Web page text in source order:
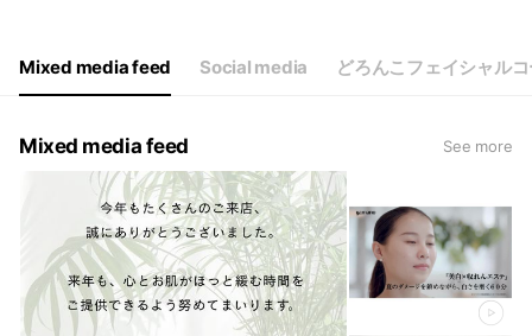
Sat
10:00 - 19:00
Mixed media feed Social media どろんこフェイシャル
Mixed media feed See more